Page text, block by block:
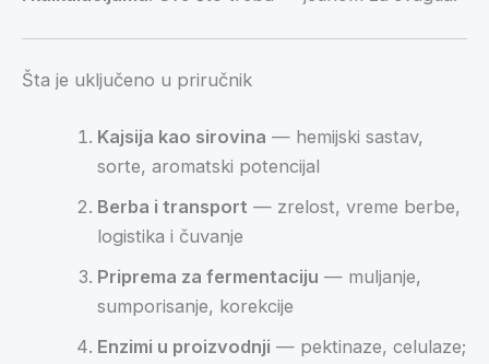
Šta je uključeno u priručnik
Kajsija kao sirovina — hemijski sastav,
sorte, aromatski potencijal
Berba i transport — zrelost, vreme berbe,
logistika i čuvanje
Priprema za fermentaciju — muljanje,
sumporisanje, korekcije
Enzimi u proizvodnji — pektinaze, celulaze;